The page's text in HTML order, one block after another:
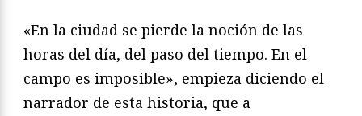
«En la ciudad se pierde la noción de las
horas del día, del paso del tiempo. En el
campo es imposible», empieza diciendo el
narrador de esta historia, que a